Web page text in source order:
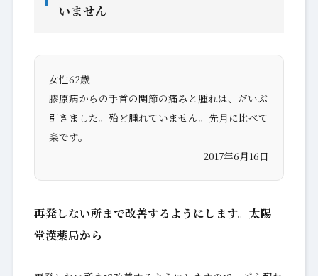
いません
女性62歳
膠原病からの手首の関節の痛みと腫れは、だいぶ
引きました。殆ど腫れていません。先月に比べて
楽です。
2017年6月16日
再発しない所まで改善するようにします。太陽
堂漢薬局から